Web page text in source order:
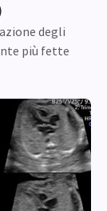
degli
più fette